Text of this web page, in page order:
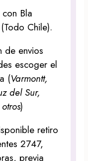
Bla
Chile).
de envios
escoger el
(Varmontt,
del Sur,
)
retiro
2747,
previa